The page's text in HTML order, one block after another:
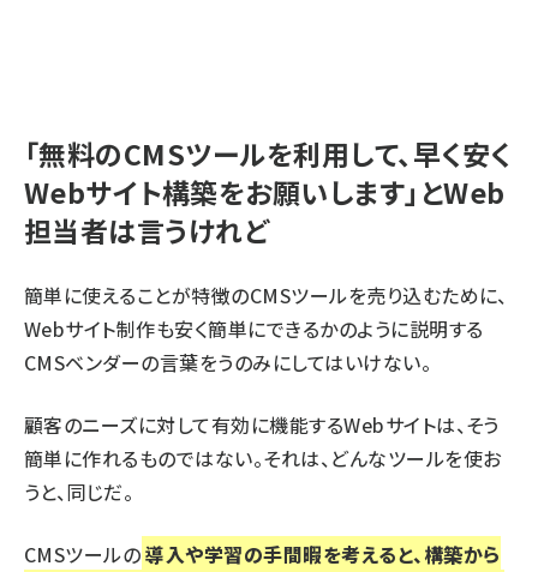
「無料のCMSツールを利用して、早く安く
Webサイト構築をお願いします」とWeb
担当者は言うけれど
簡単に使えることが特徴のCMSツールを売り込むために、
Webサイト制作も安く簡単にできるかのように説明する
CMSベンダーの言葉をうのみにしてはいけない。
顧客のニーズに対して有効に機能するWebサイトは、そう
簡単に作れるものではない。それは、どんなツールを使お
うと、同じだ。
CMSツールの導入や学習の手間暇を考えると、構築から